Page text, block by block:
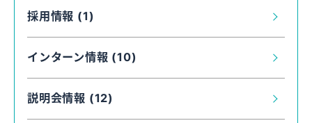
採用情報 (1)
インターン情報 (10)
説明会情報 (12)